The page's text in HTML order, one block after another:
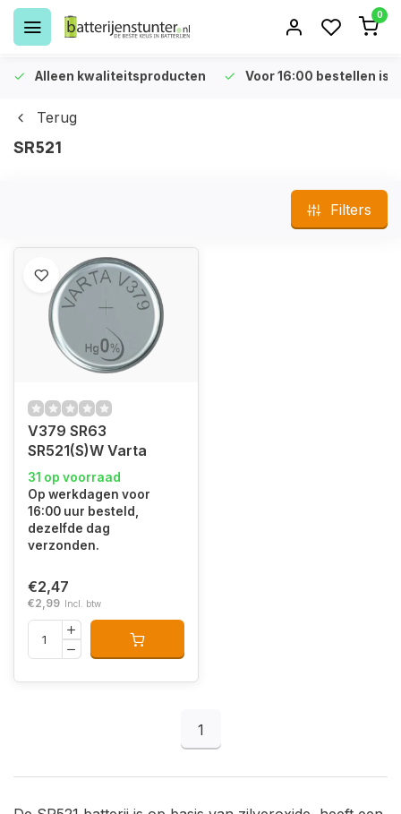
0
Alleen kwaliteitsproducten Voor 16:00 bestellen is
Terug
SR521
Filters
V379 SR63
SR521(S)W Varta
31 op voorraad
Op werkdagen voor
16:00 uur besteld,
dezelfde dag
verzonden.
€2,47
€2,99 Incl. btw
1